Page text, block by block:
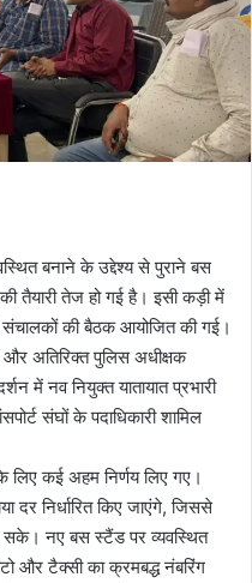
बनाने के उद्देश्य से पुराने बस
तैयारी तेज हो गई है। इसी कड़ी में
संचालकों की बैठक आयोजित की गई।
अतिरिक्त पुलिस अधीक्षक
में नव नियुक्त यातायात प्रभारी
संघों के पदाधिकारी शामिल
लिए कई अहम निर्णय लिए गए।
दर निर्धारित किए जाएंगे, जिससे
सके। नए बस स्टैंड पर व्यवस्थित
और टैक्सी का क्रमबद्ध नंबरिंग